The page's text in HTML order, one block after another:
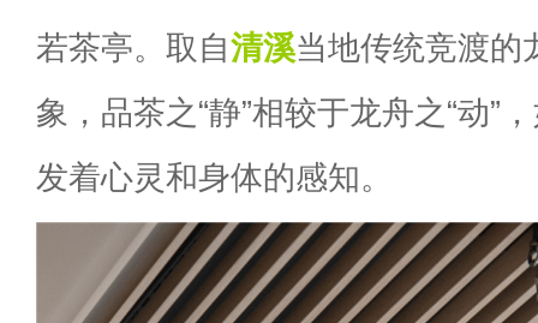
若茶亭。取自清溪当地传统竞渡的
象，品茶之“静”相较于龙舟之“动”
发着心灵和身体的感知。